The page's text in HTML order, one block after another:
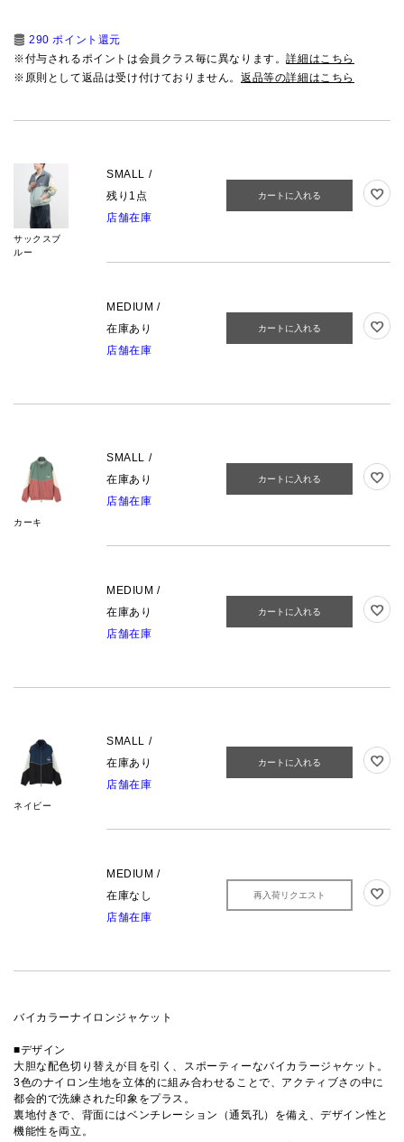
290 ポイント還元
※付与されるポイントは会員クラス毎に異なります。詳細はこちら
※原則として返品は受け付けておりません。 返品等の詳細はこちら
サックスブ
ルー
SMALL /
残り1点
店舗在庫
カートに入れる
MEDIUM /
在庫あり
店舗在庫
カートに入れる
カーキ
SMALL /
在庫あり
店舗在庫
カートに入れる
MEDIUM /
在庫あり
店舗在庫
カートに入れる
ネイビー
SMALL /
在庫あり
店舗在庫
カートに入れる
MEDIUM /
在庫なし
店舗在庫
再入荷リクエスト
バイカラーナイロンジャケット
■デザイン
大胆な配色切り替えが目を引く、スポーティーなバイカラージャケット。
3色のナイロン生地を立体的に組み合わせることで、アクティブさの中に
都会的で洗練された印象をプラス。
裏地付きで、背面にはベンチレーション（通気孔）を備え、デザイン性と
機能性を両立。